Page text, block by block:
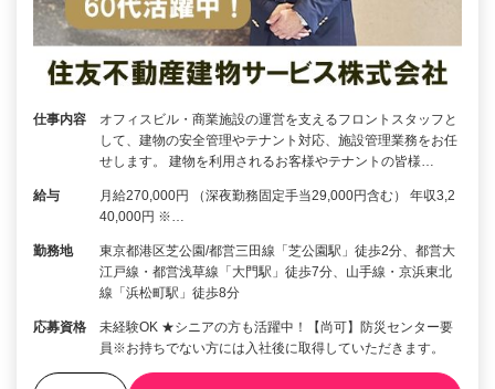
仕事内容
オフィスビル・商業施設の運営を支えるフロントスタッフと
して、建物の安全管理やテナント対応、施設管理業務をお任
せします。 建物を利用されるお客様やテナントの皆様…
給与
月給270,000円 （深夜勤務固定手当29,000円含む） 年収3,2
40,000円 ※…
勤務地
東京都港区芝公園/都営三田線「芝公園駅」徒歩2分、都営大
江戸線・都営浅草線「大門駅」徒歩7分、山手線・京浜東北
線「浜松町駅」徒歩8分
応募資格
未経験OK ★シニアの方も活躍中！【尚可】防災センター要
員※お持ちでない方には入社後に取得していただきます。